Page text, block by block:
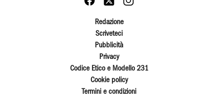
Redazione
Scriveteci
Pubblicità
Privacy
Codice Etico e Modello 231
Cookie policy
Termini e condizioni